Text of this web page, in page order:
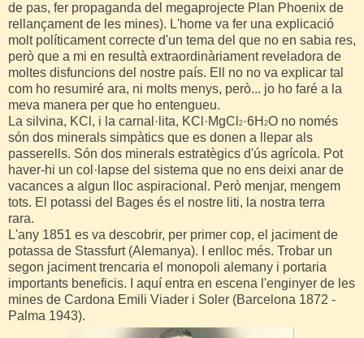
de pas, fer propaganda del megaprojecte Plan Phoenix de
rellançament de les mines). L'home va fer una explicació
molt políticament correcte d'un tema del que no en sabia res,
però que a mi en resultà extraordinàriament reveladora de
moltes disfuncions del nostre país. Ell no no va explicar tal
com ho resumiré ara, ni molts menys, però... jo ho faré a la
meva manera per que ho entengueu.
La silvina, KCl, i la carnal·lita, KCl·MgCl 2 ·6H 2O no només
són dos minerals simpàtics que es donen a llepar als
passerells. Són dos minerals estratègics d'ús agrícola. Pot
haver-hi un col·lapse del sistema que no ens deixi anar de
vacances a algun lloc aspiracional. Però menjar, mengem
tots. El potassi del Bages és el nostre liti, la nostra terra
rara.
L'any 1851 es va descobrir, per primer cop, el jaciment de
potassa de Stassfurt (Alemanya). I enlloc més. Trobar un
segon jaciment trencaria el monopoli alemany i portaria
importants beneficis. I aquí entra en escena l'enginyer de les
mines de Cardona Emili Viader i Soler (Barcelona 1872 -
Palma 1943).